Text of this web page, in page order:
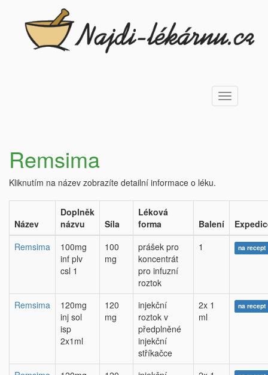
Toggle
navigation
Remsima
Kliknutím na název zobrazíte detailní informace o léku.
Název
Doplněk
názvu
Síla
Léková
forma
Balení
Remsima
100mg
inf plv
csl 1
100
mg
prášek pro
koncentrát
pro infuzní
roztok
1 na recept
Remsima
120mg
inj sol
isp
2x1ml
120
mg
injekční
roztok v
předplněné
injekční
stříkačce
2x 1
ml
na recept